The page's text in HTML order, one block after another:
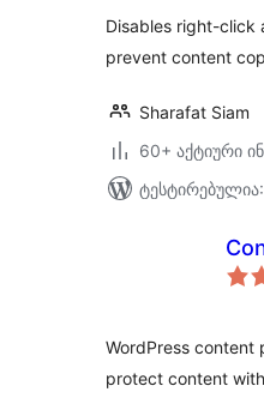
Disables right-click
prevent content
Sharafat Siam
60+ აქტიური
WordPress content
protect content